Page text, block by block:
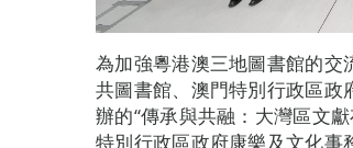
為加強粵港澳三地圖書館的交
共圖書館、澳門特別行政區政
辦的“傳承與共融：大灣區文
特別行政區政府康樂及文化事